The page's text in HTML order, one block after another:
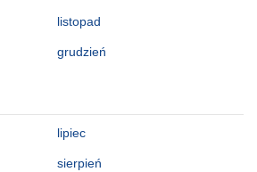
listopad
grudzień
lipiec
sierpień